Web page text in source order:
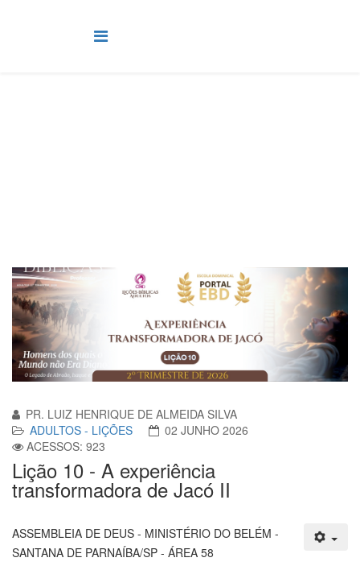
PR. LUIZ HENRIQUE DE ALMEIDA SILVA
ADULTOS - LIÇÕES
02 JUNHO 2026
ACESSOS: 923
Lição 10 - A experiência
transformadora de Jacó II
ASSEMBLEIA DE DEUS - MINISTÉRIO DO BELÉM -
SANTANA DE PARNAÍBA/SP - ÁREA 58